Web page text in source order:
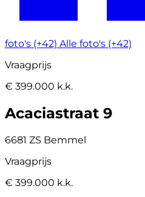
foto's (+42) Alle foto's (+42)
Vraagprijs
€ 399.000 k.k.
Acaciastraat 9
6681 ZS Bemmel
Vraagprijs
€ 399.000 k.k.